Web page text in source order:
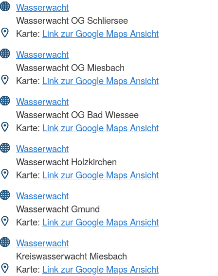
Wasserwacht
Wasserwacht OG Schliersee
Karte: Link zur Google Maps Ansicht
Wasserwacht
Wasserwacht OG Miesbach
Karte: Link zur Google Maps Ansicht
Wasserwacht
Wasserwacht OG Bad Wiessee
Karte: Link zur Google Maps Ansicht
Wasserwacht
Wasserwacht Holzkirchen
Karte: Link zur Google Maps Ansicht
Wasserwacht
Wasserwacht Gmund
Karte: Link zur Google Maps Ansicht
Wasserwacht
Kreiswasserwacht Miesbach
Karte: Link zur Google Maps Ansicht